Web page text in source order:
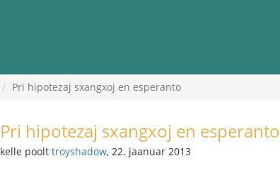
Pri hipotezaj sxangxoj en esperanto
Pri hipotezaj sxangxoj en esperanto
kelle poolt troyshadow, 22. jaanuar 2013